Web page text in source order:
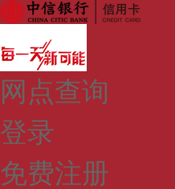
网点查询
登录
免费注册